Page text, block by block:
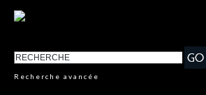
Recherche avancée